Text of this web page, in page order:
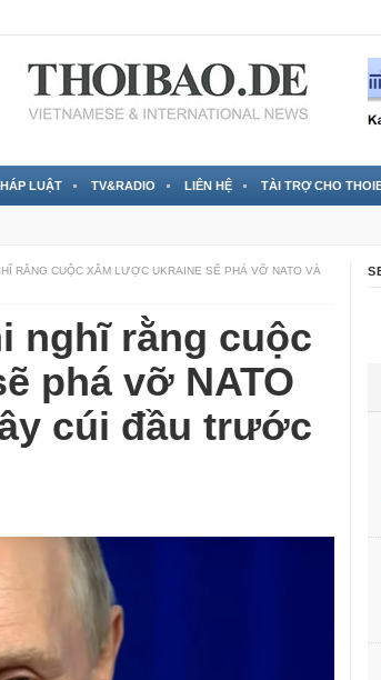
LUẬT TV&RADIO LIÊN HỆ TÀI TRỢ CHO
RẰNG CUỘC XÂM LƯỢC UKRAINE SẼ PHÁ VỠ NATO VÀ
nghĩ rằng cuộc
phá vỡ NATO
cúi đầu trước